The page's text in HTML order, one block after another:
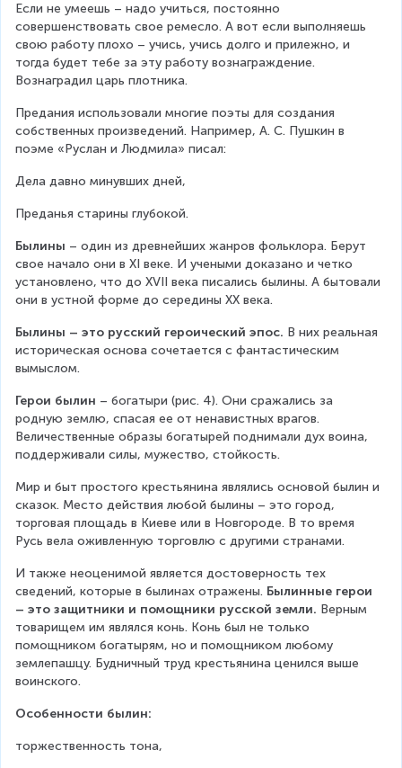
Если не умеешь – надо учиться, постоянно
совершенствовать свое ремесло. А вот если выполняешь
свою работу плохо – учись, учись долго и прилежно, и
тогда будет тебе за эту работу вознаграждение.
Вознаградил царь плотника.
Предания использовали многие поэты для создания
собственных произведений. Например, А. С. Пушкин в
поэме «Руслан и Людмила» писал:
Дела давно минувших дней,
Преданья старины глубокой.
Былины – один из древнейших жанров фольклора. Берут
свое начало они в ХІ веке. И учеными доказано и четко
установлено, что до ХVІІ века писались былины. А бытовали
они в устной форме до середины ХХ века.
Былины – это русский героический эпос. В них реальная
историческая основа сочетается с фантастическим
вымыслом.
Герои былин – богатыри (рис. 4). Они сражались за
родную землю, спасая ее от ненавистных врагов.
Величественные образы богатырей поднимали дух воина,
поддерживали силы, мужество, стойкость.
Мир и быт простого крестьянина являлись основой былин и
сказок. Место действия любой былины – это город,
торговая площадь в Киеве или в Новгороде. В то время
Русь вела оживленную торговлю с другими странами.
И также неоценимой является достоверность тех
сведений, которые в былинах отражены. Былинные герои
– это защитники и помощники русской земли. Верным
товарищем им являлся конь. Конь был не только
помощником богатырям, но и помощником любому
землепашцу. Будничный труд крестьянина ценился выше
воинского.
Особенности былин:
торжественность тона,